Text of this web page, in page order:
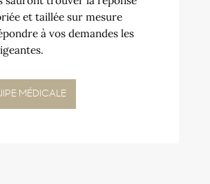
et taillée sur mesure
à vos demandes les
MÉDICALE